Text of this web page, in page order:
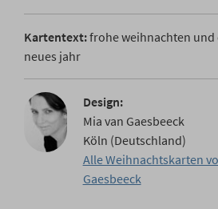
Kartentext:frohe weihnachten und
neues jahr
Design:
Mia van Gaesbeeck
Köln (Deutschland)
Alle Weihnachtskarten
Gaesbeeck